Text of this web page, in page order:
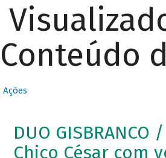
Conteúdo
Ações
DUO GISBRANCO
Chico César com